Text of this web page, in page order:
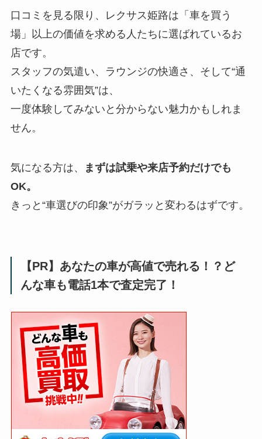
口コミを見る限り、レクサス姫路は「車を買う
場」以上の価値を求める人たちに選ばれているお
店です。
スタッフの気遣い、ラウンジの快適さ、そして“通
いたくなる雰囲気”は、
一度体験してみないと分からない魅力かもしれま
せん。
気になる方は、
まずは試乗や来店予約だけでも
OK。
きっと“車選びの印象”がガラッと変わるはずです。
【PR】あなたの車が高値で売れる！？ど
んな車も電話1本で査定完了！